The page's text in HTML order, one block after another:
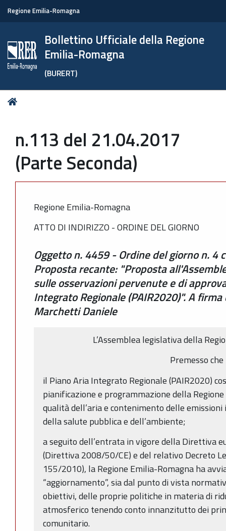
Regione Emilia-Romagna
Bollettino Ufficiale della Regione
Emilia-Romagna
(BURERT)
Tu
n.113 del 21.04.2017
(Parte Seconda)
Regione Emilia-Romagna
ATTO DI INDIRIZZO - ORDINE DEL GIORNO
Oggetto n. 4459 - Ordine del giorno n. 4
Proposta recante: "Proposta
sulle osservazioni pervenute e di
Integrato Regionale (PAIR2020)". A
Marchetti Daniele
L’Assemblea legislativa della
Premesso che
il Piano Aria Integrato Regionale (PAIR2020)
pianificazione e programmazione della
qualità dell’aria e contenimento delle
della salute pubblica e dell’ambiente;
a seguito dell’entrata in vigore della Direttiva
(Direttiva 2008/50/CE) e del relativo Decreto
155/2010), la Regione Emilia-Romagna ha
“aggiornamento”, sia dal punto di vista
obiettivi, delle proprie politiche in materia di
atmosferico tenendo conto innanzitutto dei
comunitario.